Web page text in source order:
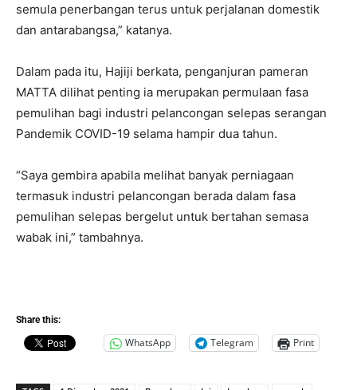
semula penerbangan terus untuk perjalanan domestik
dan antarabangsa,” katanya.
Dalam pada itu, Hajiji berkata, penganjuran pameran
MATTA dilihat penting ia merupakan permulaan fasa
pemulihan bagi industri pelancongan selepas serangan
Pandemik COVID-19 selama hampir dua tahun.
“Saya gembira apabila melihat banyak perniagaan
termasuk industri pelancongan berada dalam fasa
pemulihan selepas bergelut untuk bertahan semasa
wabak ini,” tambahnya.
Share this:
WhatsApp Telegram Print